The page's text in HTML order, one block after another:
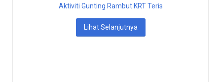
Aktiviti Gunting Rambut KRT Teris
Lihat Selanjutnya